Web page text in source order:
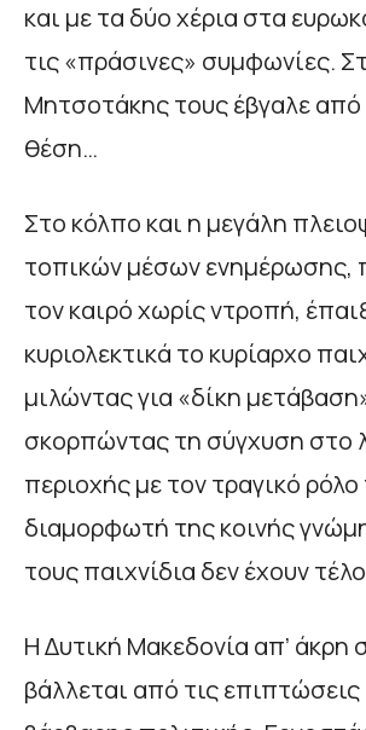
και με τα δύο χέρια στα
τις «πράσινες» συμφωνίες.
Μητσοτάκης τους έβγαλε
θέση…
Στο κόλπο και η μεγάλη
τοπικών μέσων ενημέρωσης,
τον καιρό χωρίς ντροπή,
κυριολεκτικά το κυρίαρχο
μιλώντας για «δίκη
σκορπώντας τη σύγχυση στο
περιοχής με τον τραγικό ρόλο
διαμορφωτή της κοινής
τους παιχνίδια δεν έχουν
Η Δυτική Μακεδονία απ’ άκρη
βάλλεται από τις